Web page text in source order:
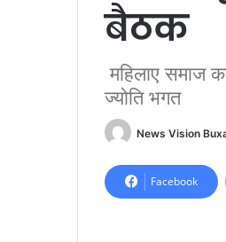
बैठक
महिलाए समाज
ज्योति भगत
News Vision
Facebook